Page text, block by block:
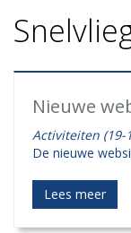
Nieuwe
Activiteiten (19-
De nieuwe
Lees meer